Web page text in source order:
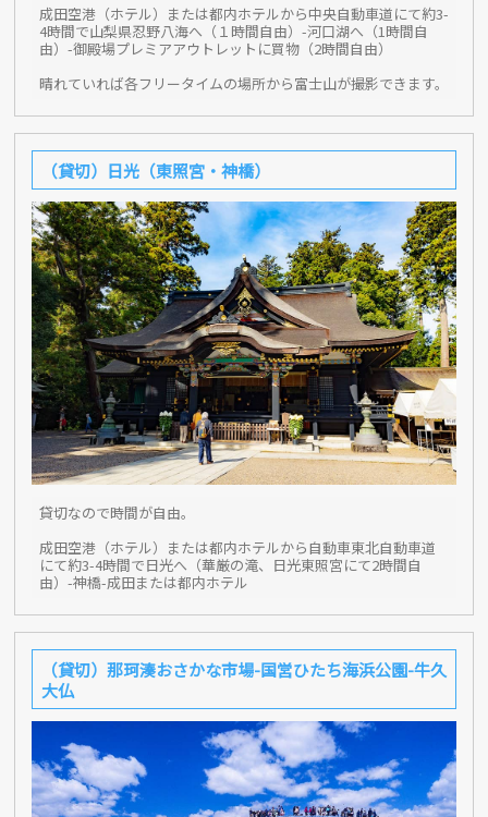
成田空港（ホテル）または都内ホテルから中央自動車道にて約3-
4時間で山梨県忍野八海へ（１時間自由）-河口湖へ（1時間自
由）-御殿場プレミアアウトレットに買物（2時間自由）
晴れていれば各フリータイムの場所から富士山が撮影できます。
（貸切）日光（東照宮・神橋）
貸切なので時間が自由。
成田空港（ホテル）または都内ホテルから自動車東北自動車道
にて約3-4時間で日光へ（華厳の滝、日光東照宮にて2時間自
由）-神橋-成田または都内ホテル
（貸切）那珂湊おさかな市場-国営ひたち海浜公園-牛久
大仏